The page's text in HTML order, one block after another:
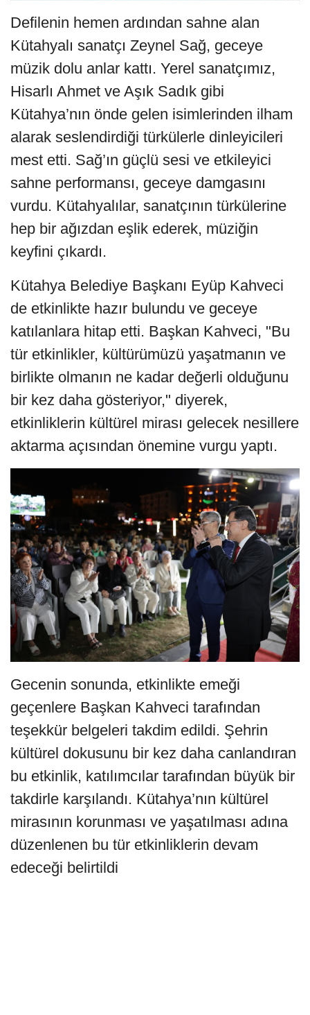
Defilenin hemen ardından sahne alan
Kütahyalı sanatçı Zeynel Sağ, geceye
müzik dolu anlar kattı. Yerel sanatçımız,
Hisarlı Ahmet ve Aşık Sadık gibi
Kütahya’nın önde gelen isimlerinden ilham
alarak seslendirdiği türkülerle dinleyicileri
mest etti. Sağ’ın güçlü sesi ve etkileyici
sahne performansı, geceye damgasını
vurdu. Kütahyalılar, sanatçının türkülerine
hep bir ağızdan eşlik ederek, müziğin
keyfini çıkardı.
Kütahya Belediye Başkanı Eyüp Kahveci
de etkinlikte hazır bulundu ve geceye
katılanlara hitap etti. Başkan Kahveci, "Bu
tür etkinlikler, kültürümüzü yaşatmanın ve
birlikte olmanın ne kadar değerli olduğunu
bir kez daha gösteriyor," diyerek,
etkinliklerin kültürel mirası gelecek nesillere
aktarma açısından önemine vurgu yaptı.
Gecenin sonunda, etkinlikte emeği
geçenlere Başkan Kahveci tarafından
teşekkür belgeleri takdim edildi. Şehrin
kültürel dokusunu bir kez daha canlandıran
bu etkinlik, katılımcılar tarafından büyük bir
takdirle karşılandı. Kütahya’nın kültürel
mirasının korunması ve yaşatılması adına
düzenlenen bu tür etkinliklerin devam
edeceği belirtildi